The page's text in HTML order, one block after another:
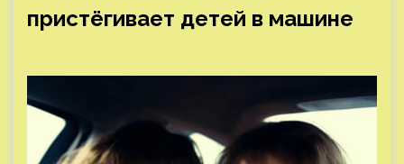
пристёгивает детей в машине